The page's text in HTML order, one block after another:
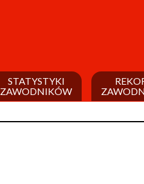
STATYSTYKI
ZAWODNIKÓW